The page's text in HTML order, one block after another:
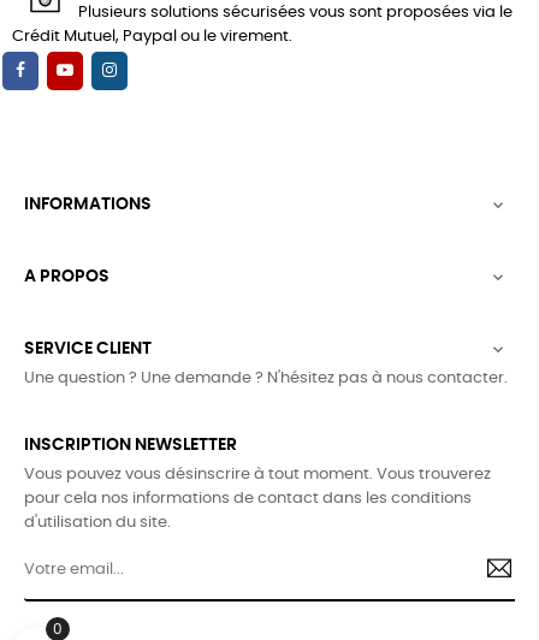
Plusieurs solutions sécurisées vous sont proposées via le
Crédit Mutuel, Paypal ou le virement.
INFORMATIONS 
A PROPOS 
SERVICE CLIENT 
Une question ? Une demande ? N'hésitez pas à nous contacter.
INSCRIPTION NEWSLETTER
Vous pouvez vous désinscrire à tout moment. Vous trouverez
pour cela nos informations de contact dans les conditions
d'utilisation du site.
0